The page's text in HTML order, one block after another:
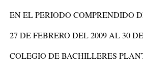
EN EL PERIODO COMPRENDIDO
27 DE FEBRERO DEL 2009 AL 30
COLEGIO DE BACHILLERES